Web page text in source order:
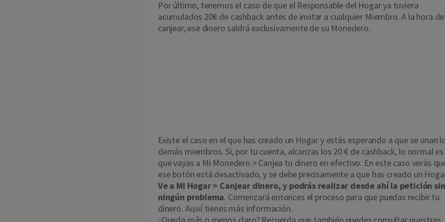
Por último, tenemos el caso de que el Responsable del Hogar ya tuviera
acumulados 20€ de cashback antes de invitar a cualquier Miembro. A la hora de
canjear, ese dinero saldrá exclusivamente de su Monedero.
Existe el caso en el que has creado un Hogar y estás esperando a que se unan
demás miembros. Si, por tu cuenta, alcanzas los 20 € de cashback, lo normal es
que vayas a Mi Monedero > Canjea tu dinero en efectivo. En este caso verás
ese botón está desactivado, y se debe precisamente a que has creado un
Ve a Mi Hogar > Canjear dinero, y podrás realizar desde ahí la petición sin
ningún problema. Comenzará entonces el proceso para que puedas recibir tu
dinero. Aquí tienes más información.